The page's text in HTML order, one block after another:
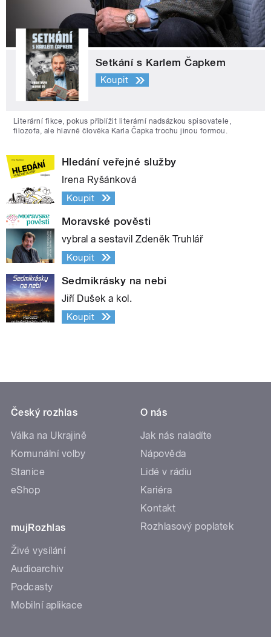
Setkání s Karlem Čapkem
Koupit
Literární fikce, pokus přiblížit literární nadsázkou spisovatele,
filozofa, ale hlavně člověka Karla Čapka trochu jinou formou.
Hledání veřejné služby
Irena Ryšánková
Koupit
Moravské pověsti
vybral a sestavil Zdeněk Truhlář
Koupit
Sedmikrásky na nebi
Jiří Dušek a kol.
Koupit
Český rozhlas
Válka na Ukrajině
Komunální volby
Stanice
eShop
mujRozhlas
Živé vysílání
Audioarchiv
Podcasty
Mobilní aplikace
O nás
Jak nás naladíte
Nápověda
Lidé v rádiu
Kariéra
Kontakt
Rozhlasový poplatek